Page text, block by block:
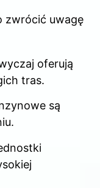
zwrócić uwagę
oferują
tras.
są